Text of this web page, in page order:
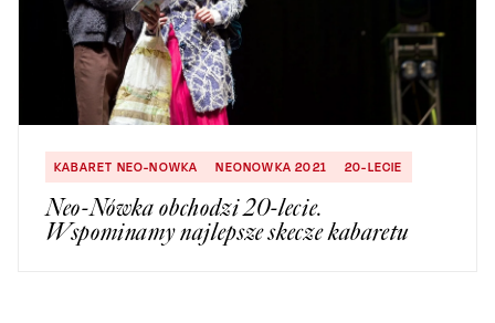
KABARET NEO-NOWKA NEONOWKA 2021 20-LECIE
Neo-Nówka obchodzi 20-lecie.
Wspominamy najlepsze skecze kabaretu